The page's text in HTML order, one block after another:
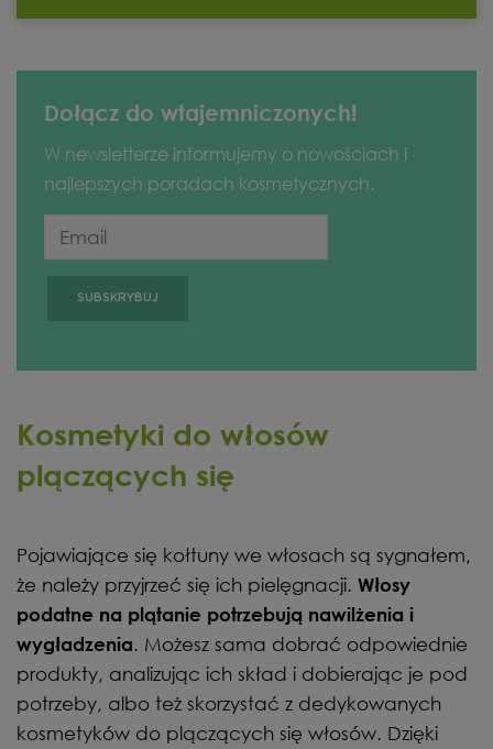
Dołącz do wtajemniczonych!
W newsletterze informujemy o nowościach i
najlepszych poradach kosmetycznych.
Kosmetyki do włosów
plączących się
Pojawiające się kołtuny we włosach są sygnałem,
że należy przyjrzeć się ich pielęgnacji. Włosy
podatne na plątanie potrzebują nawilżenia i
wygładzenia. Możesz sama dobrać odpowiednie
produkty, analizując ich skład i dobierając je pod
potrzeby, albo też skorzystać z dedykowanych
kosmetyków do plączących się włosów. Dzięki